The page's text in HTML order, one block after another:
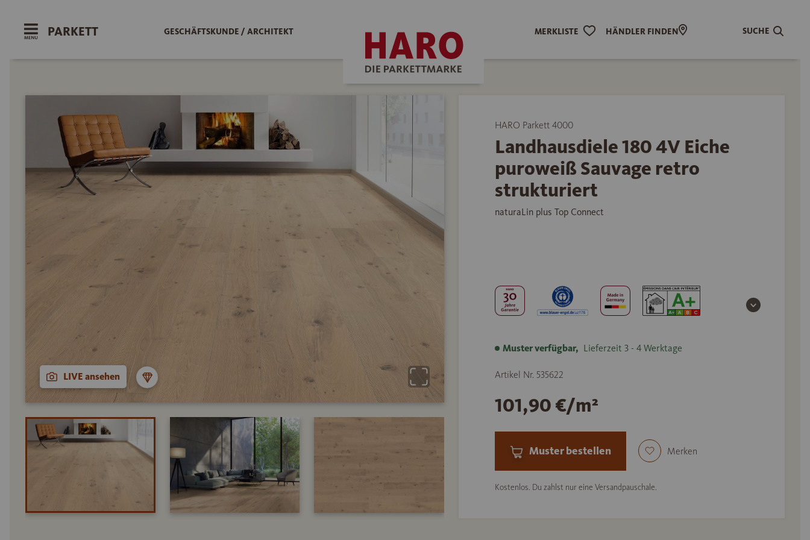
PARKETT GESCHÄFTSKUNDE / ARCHITEKT MERKLISTE HÄNDLER FINDEN SUCHE
LIVE ansehen
HARO Parkett 4000
Landhausdiele 180 4V Eiche
puroweiß Sauvage retro
strukturiert
naturaLin plus Top Connect
Muster verfügbar, Lieferzeit 3 - 4 Werktage
Artikel Nr. 535622
101,90 €/m²
Muster bestellen Merken
Kostenlos. Du zahlst nur eine Versandpauschale.